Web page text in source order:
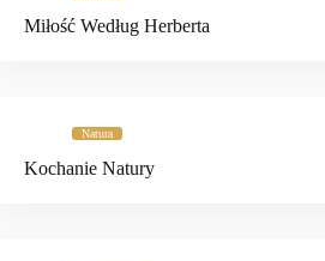
Miłość Według Herberta
Natura
Kochanie Natury